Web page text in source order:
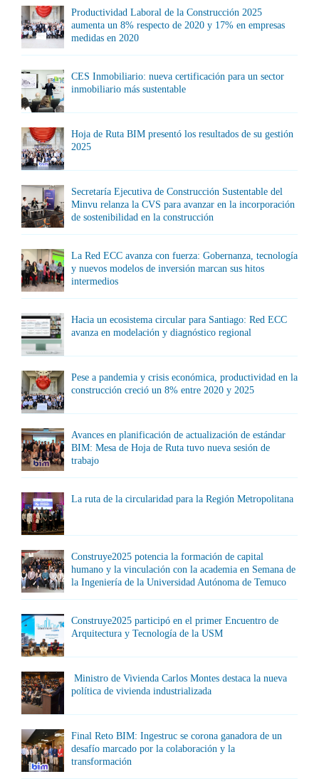
Productividad Laboral de la Construcción 2025
aumenta un 8% respecto de 2020 y 17% en empresas
medidas en 2020
CES Inmobiliario: nueva certificación para un sector
inmobiliario más sustentable
Hoja de Ruta BIM presentó los resultados de su gestión
2025
Secretaría Ejecutiva de Construcción Sustentable del
Minvu relanza la CVS para avanzar en la incorporación
de sostenibilidad en la construcción
La Red ECC avanza con fuerza: Gobernanza, tecnología
y nuevos modelos de inversión marcan sus hitos
intermedios
Hacia un ecosistema circular para Santiago: Red ECC
avanza en modelación y diagnóstico regional
Pese a pandemia y crisis económica, productividad en la
construcción creció un 8% entre 2020 y 2025
Avances en planificación de actualización de estándar
BIM: Mesa de Hoja de Ruta tuvo nueva sesión de
trabajo
La ruta de la circularidad para la Región Metropolitana
Construye2025 potencia la formación de capital
humano y la vinculación con la academia en Semana de
la Ingeniería de la Universidad Autónoma de Temuco
Construye2025 participó en el primer Encuentro de
Arquitectura y Tecnología de la USM
Ministro de Vivienda Carlos Montes destaca la nueva
política de vivienda industrializada
Final Reto BIM: Ingestruc se corona ganadora de un
desafío marcado por la colaboración y la
transformación